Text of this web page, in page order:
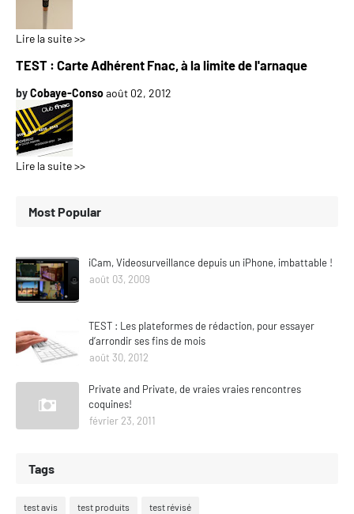
Lire la suite >>
TEST : Carte Adhérent Fnac, à la limite de l'arnaque
byCobaye-Consoaoût 02, 2012
Lire la suite >>
Most Popular
iCam, Videosurveillance depuis un iPhone, imbattable !
août 03, 2009
TEST : Les plateformes de rédaction, pour essayer
d’arrondir ses fins de mois
août 30, 2012
Private and Private, de vraies vraies rencontres
coquines!
février 23, 2011
Tags
test avis test produits test révisé